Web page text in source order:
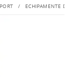
ECHIPAMENTE DE